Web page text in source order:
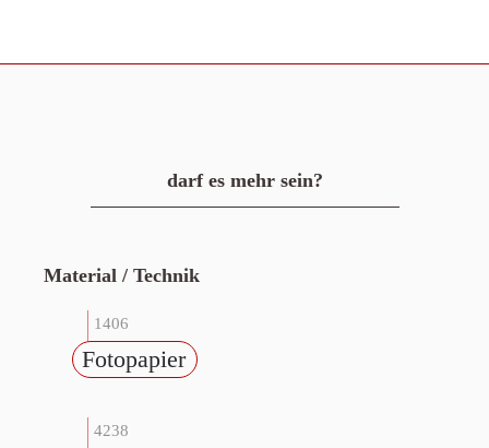
darf es mehr sein?
Material / Technik
1406
Fotopapier
4238